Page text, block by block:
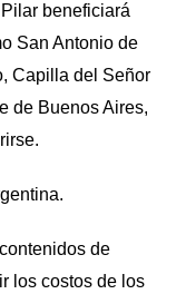
beneficiará
San Antonio de
Capilla del Señor
de Buenos Aires,
de
los costos de los